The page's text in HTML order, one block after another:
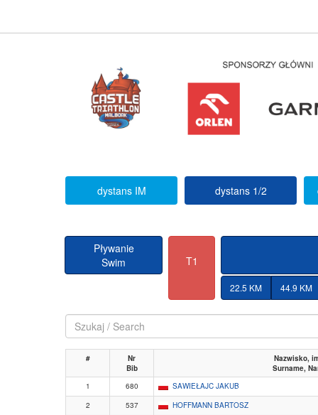
dystans IM dystans 1/2
Pływanie
Swim
T1
22.5 KM 44.9 KM
#
Nr
Bib
Nazwisko,
Surname,
1
680
SAWIEŁAJC JAKUB
2
537
HOFFMANN BARTOSZ